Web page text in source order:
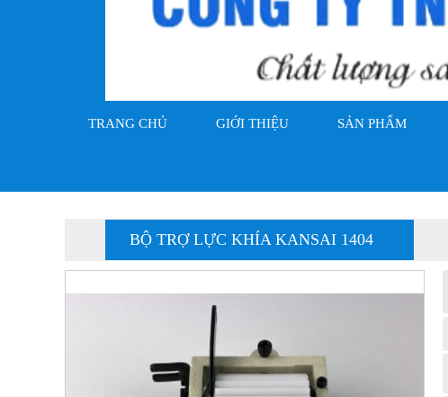
TRANG CHỦ GIỚI THIỆU SẢN PHẨM
BỘ TRỢ LỰC KHÍA KANSAI 1404